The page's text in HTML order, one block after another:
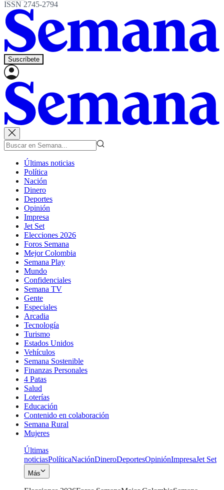
ISSN 2745-2794
Suscríbete
Últimas noticias
Política
Nación
Dinero
Deportes
Opinión
Impresa
Jet Set
Elecciones 2026
Foros Semana
Mejor Colombia
Semana Play
Mundo
Confidenciales
Semana TV
Gente
Especiales
Arcadia
Tecnología
Turismo
Estados Unidos
Vehículos
Semana Sostenible
Finanzas Personales
4 Patas
Salud
Loterías
Educación
Contenido en colaboración
Semana Rural
Mujeres
Últimas
noticiasPolíticaNaciónDineroDeportesOpiniónImpresaJet Set
Más